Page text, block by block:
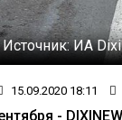
Источник:ИА
15.09.2020 18:11
-